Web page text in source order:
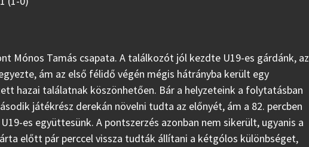
Mónos Tamás csapata. A találkozót jól kezdte U19-es gárdánk, az
ám az első félidő végén mégis hátrányba került egy
hazai találatnak köszönhetően. Bár a helyzeteink a folytatásban
játékrész derekán növelni tudta az előnyét, ám a 82. percben
es együttesünk. A pontszerzés azonban nem sikerült, ugyanis a
előtt pár perccel vissza tudták állítani a kétgólos különbséget,